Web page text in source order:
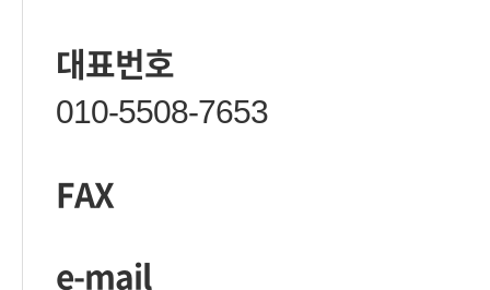
대표번호
010-5508-7653
FAX
e-mail